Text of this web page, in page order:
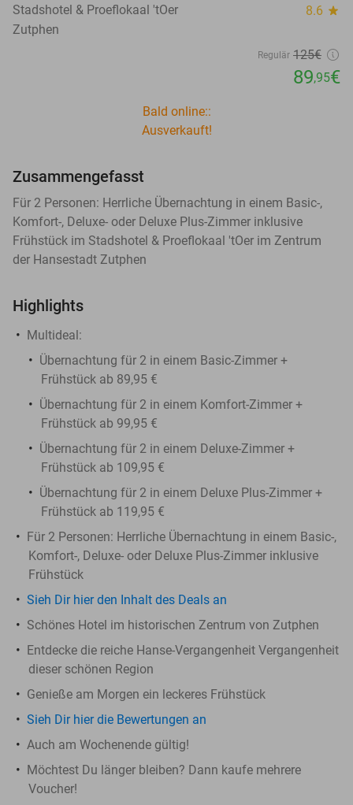
Stadshotel & Proeflokaal 'tOer 8.6 star
Zutphen
Regulär 125€
89,95€
Bald online::
Ausverkauft!
Zusammengefasst
Für 2 Personen: Herrliche Übernachtung in einem Basic-,
Komfort-, Deluxe- oder Deluxe Plus-Zimmer inklusive
Frühstück im Stadshotel & Proeflokaal 'tOer im Zentrum
der Hansestadt Zutphen
Highlights
Multideal:
Übernachtung für 2 in einem Basic-Zimmer +
Frühstück ab 89,95 €
Übernachtung für 2 in einem Komfort-Zimmer +
Frühstück ab 99,95 €
Übernachtung für 2 in einem Deluxe-Zimmer +
Frühstück ab 109,95 €
Übernachtung für 2 in einem Deluxe Plus-Zimmer +
Frühstück ab 119,95 €
Für 2 Personen: Herrliche Übernachtung in einem Basic-,
Komfort-, Deluxe- oder Deluxe Plus-Zimmer inklusive
Frühstück
Sieh Dir hier den Inhalt des Deals an
Schönes Hotel im historischen Zentrum von Zutphen
Entdecke die reiche Hanse-Vergangenheit Vergangenheit
dieser schönen Region
Genieße am Morgen ein leckeres Frühstück
Sieh Dir hier die Bewertungen an
Auch am Wochenende gültig!
Möchtest Du länger bleiben? Dann kaufe mehrere
Voucher!